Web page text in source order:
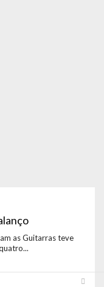
as Guitarras teve